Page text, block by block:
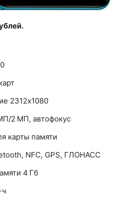
2312x1080
2 МП, автофокус
карты памяти
NFC, GPS, ГЛОНАСС
4 Гб